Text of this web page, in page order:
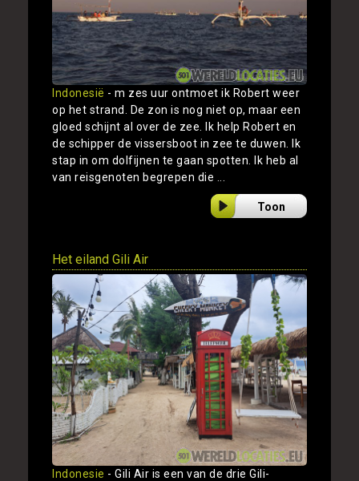
Indonesië - m zes uur ontmoet ik Robert weer
op het strand. De zon is nog niet op, maar een
gloed schijnt al over de zee. Ik help Robert en
de schipper de vissersboot in zee te duwen. Ik
stap in om dolfijnen te gaan spotten. Ik heb al
van reisgenoten begrepen die ...
Toon
Het eiland Gili Air
Indonesie - Gili Air is een van de drie Gili-